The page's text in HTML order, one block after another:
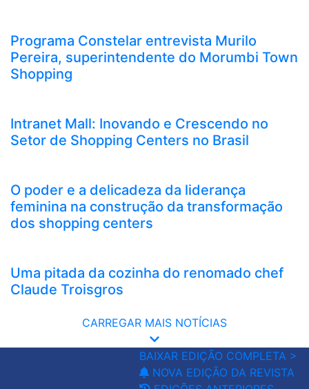
Programa Constelar entrevista Murilo
Pereira, superintendente do Morumbi Town
Shopping
Intranet Mall: Inovando e Crescendo no
Setor de Shopping Centers no Brasil
O poder e a delicadeza da liderança
feminina na construção da transformação
dos shopping centers
Uma pitada da cozinha do renomado chef
Claude Troisgros
CARREGAR MAIS NOTÍCIAS
BAIXAR EDIÇÃO COMPLETA >
NOVA EDIÇÃO DA REVISTA